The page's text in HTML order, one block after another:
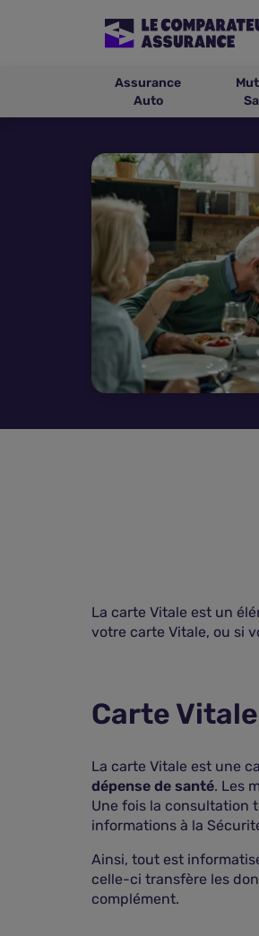
Assurance
Auto
La carte Vitale est un
votre carte Vitale, ou si
Carte
La carte Vitale est une
dépense de santé. Les
Une fois la consultation
informations à la
Ainsi, tout est
celle-ci transfère les
complément.